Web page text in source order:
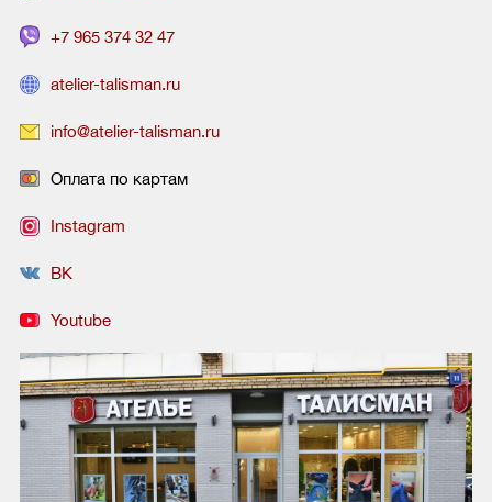
+7 965 374 32 47
atelier-talisman.ru
info@atelier-talisman.ru
Оплата по картам
Instagram
ВК
Youtube